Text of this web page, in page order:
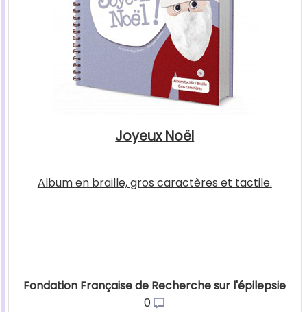
Joyeux Noël
Album en braille, gros caractères et tactile.
Fondation Française de Recherche sur l'épilepsie
0